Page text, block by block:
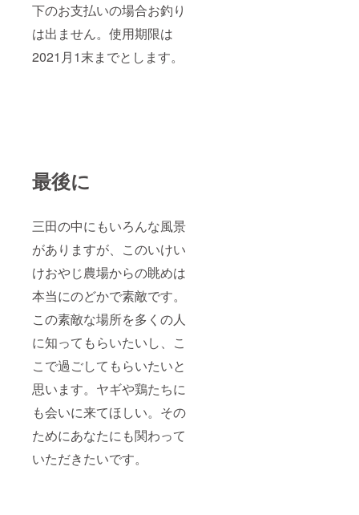
下のお支払いの場合お釣り
は出ません。使用期限は
2021月1末までとします。
最後に
三田の中にもいろんな風景
がありますが、このいけい
けおやじ農場からの眺めは
本当にのどかで素敵です。
この素敵な場所を多くの人
に知ってもらいたいし、こ
こで過ごしてもらいたいと
思います。ヤギや鶏たちに
も会いに来てほしい。その
ためにあなたにも関わって
いただきたいです。